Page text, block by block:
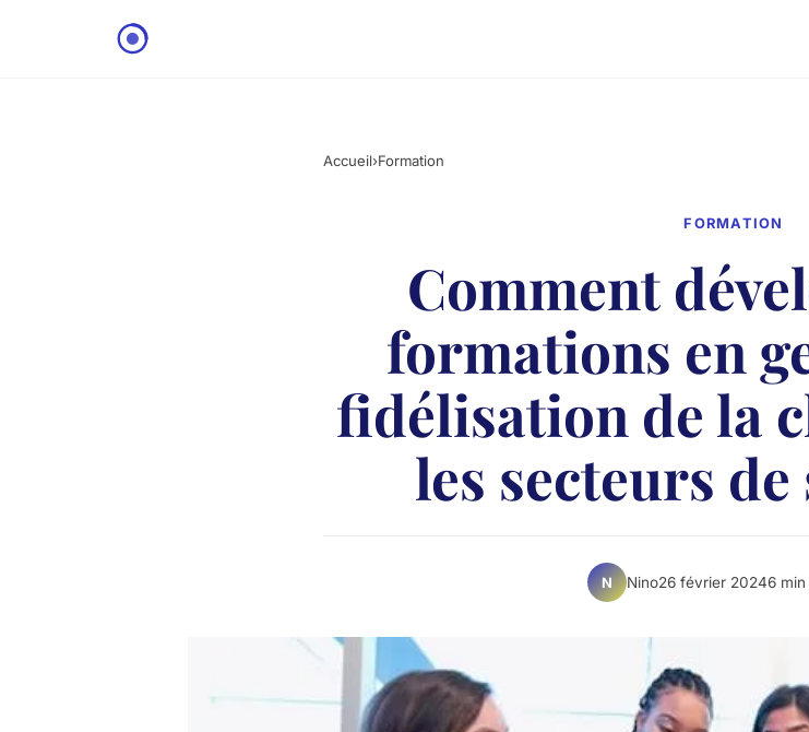
Accueil›Formation
FORMATION
Comment
formations en
fidélisation de la
les secteurs de
N Nino26 février 20246